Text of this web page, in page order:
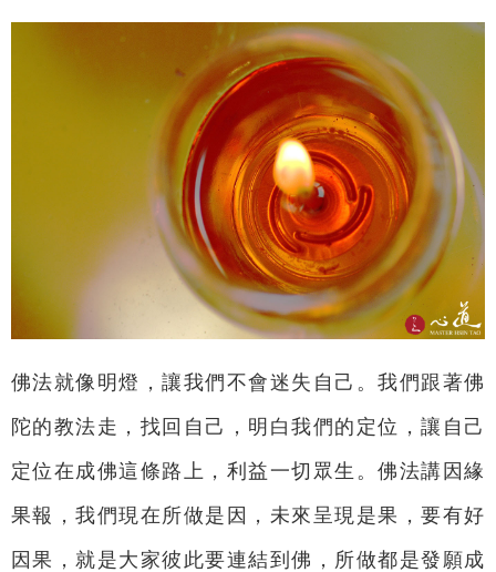
佛法就像明燈，讓我們不會迷失自己。我們跟著佛
陀的教法走，找回自己，明白我們的定位，讓自己
定位在成佛這條路上，利益一切眾生。佛法講因緣
果報，我們現在所做是因，未來呈現是果，要有好
因果，就是大家彼此要連結到佛，所做都是發願成